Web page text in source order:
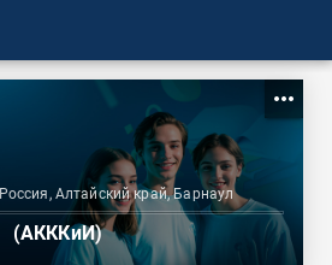
more_horiz
Россия, Алтайский край, Барнаул
(АКККиИ)